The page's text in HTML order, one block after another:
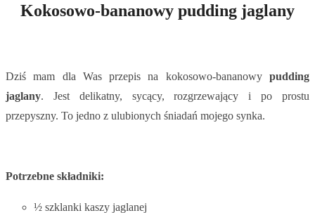
Kokosowo-bananowy pudding jaglany
Dziś mam dla Was przepis na kokosowo-bananowy pudding
jaglany. Jest delikatny, sycący, rozgrzewający i po prostu
przepyszny. To jedno z ulubionych śniadań mojego synka.
Potrzebne składniki:
½ szklanki kaszy jaglanej